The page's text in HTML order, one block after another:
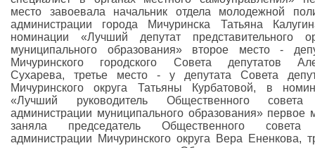
место завоевала начальник отдела молодежной
администрации города Мичуринска Татьяна
номинации «Лучший депутат представительного
муниципального образования» второе место -
Мичуринского городского Совета депутатов
Сухарева, третье место - у депутата Совета
Мичуринского округа Татьяны Курбатовой, в
«Лучший руководитель Общественного
администрации муниципального образования» первое
заняла председатель Общественного
администрации Мичуринского округа Вера Ененкова,